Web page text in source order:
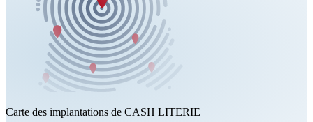
Carte des implantations de CASH LITERIE